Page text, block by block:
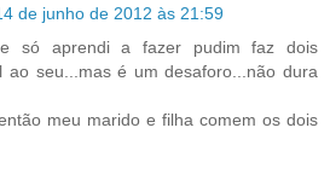
de junho de 2012 às 21:59
só aprendi a fazer pudim faz dois
ao seu...mas é um desaforo...não dura
meu marido e filha comem os dois